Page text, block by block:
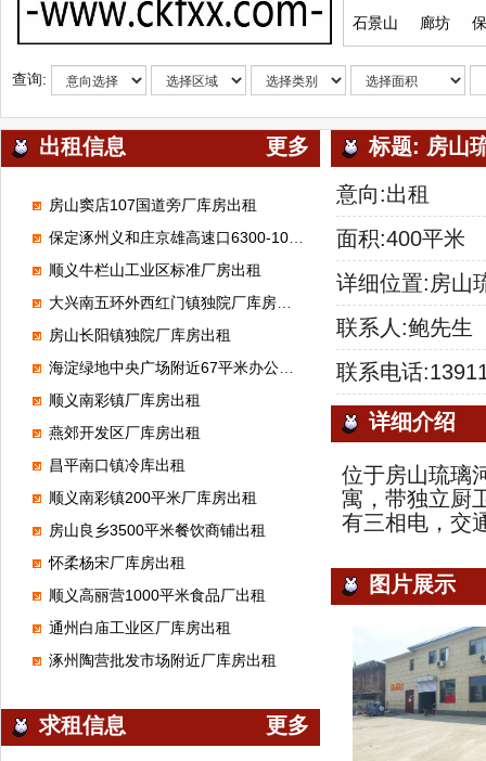
石景山 廊坊
查询:
出租信息 更多
房山窦店107国道旁厂库房出租
保定涿州义和庄京雄高速口6300-100000平米标准高台库出租
顺义牛栏山工业区标准厂房出租
大兴南五环外西红门镇独院厂库房出租
房山长阳镇独院厂库房出租
海淀绿地中央广场附近67平米办公室出租
顺义南彩镇厂库房出租
燕郊开发区厂库房出租
昌平南口镇冷库出租
顺义南彩镇200平米厂库房出租
房山良乡3500平米餐饮商铺出租
怀柔杨宋厂库房出租
顺义高丽营1000平米食品厂出租
通州白庙工业区厂库房出租
涿州陶营批发市场附近厂库房出租
求租信息 更多
标题: 房山
意向:出租
面积:400平米
详细位置:房山
联系人:鲍先生
联系电话
详细介绍
位于房山琉璃
寓，带独立厨
有三相电，交
图片展示